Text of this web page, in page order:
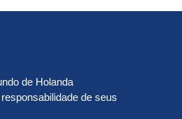
de Holanda
de seus